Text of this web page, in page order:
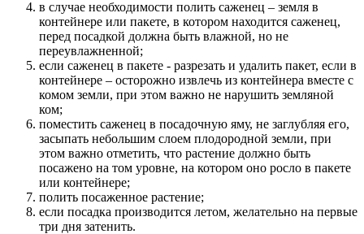
в случае необходимости полить саженец – земля в
контейнере или пакете, в котором находится саженец,
перед посадкой должна быть влажной, но не
переувлажненной;
если саженец в пакете - разрезать и удалить пакет, если в
контейнере – осторожно извлечь из контейнера вместе с
комом земли, при этом важно не нарушить земляной
ком;
поместить саженец в посадочную яму, не заглубляя его,
засыпать небольшим слоем плодородной земли, при
этом важно отметить, что растение должно быть
посажено на том уровне, на котором оно росло в пакете
или контейнере;
полить посаженное растение;
если посадка производится летом, желательно на первые
три дня затенить.